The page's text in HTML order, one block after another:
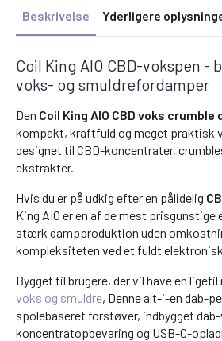
Beskrivelse Yderligere
Coil King AIO CBD-vokspen -
voks- og smuldrefordamper
Den Coil King AIO CBD voks crumble
kompakt, kraftfuld og meget praktisk
designet til CBD-koncentrater,
ekstrakter.
Hvis du er på udkig efter en pålidelig
King AIO er en af de mest prisgunstige
stærk dampproduktion uden
kompleksiteten ved et fuldt
Bygget til brugere, der vil have en ligetil
voks og smuldre, Denne alt-i-en dab-
spolebaseret forstøver, indbygget
koncentratopbevaring og USB-C-